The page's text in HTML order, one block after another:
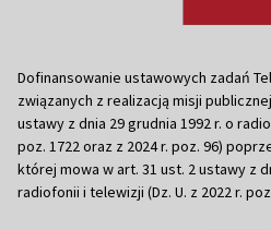
Dofinansowanie ustawowych zadań
związanych z realizacją misji
ustawy z dnia 29 grudnia 1992 r. o
poz. 1722 oraz z 2024 r. poz. 96)
której mowa w art. 31 ust. 2 ustawy z
radiofonii i telewizji (Dz. U. z 2022 r.